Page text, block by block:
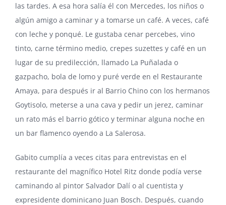
las tardes. A esa hora salía él con Mercedes, los niños o
algún amigo a caminar y a tomarse un café. A veces, café
con leche y ponqué. Le gustaba cenar percebes, vino
tinto, carne término medio, crepes suzettes y café en un
lugar de su predilección, llamado La Puñalada o
gazpacho, bola de lomo y puré verde en el Restaurante
Amaya, para después ir al Barrio Chino con los hermanos
Goytisolo, meterse a una cava y pedir un jerez, caminar
un rato más el barrio gótico y terminar alguna noche en
un bar flamenco oyendo a La Salerosa.
Gabito cumplía a veces citas para entrevistas en el
restaurante del magnífico Hotel Ritz donde podía verse
caminando al pintor Salvador Dalí o al cuentista y
expresidente dominicano Juan Bosch. Después, cuando